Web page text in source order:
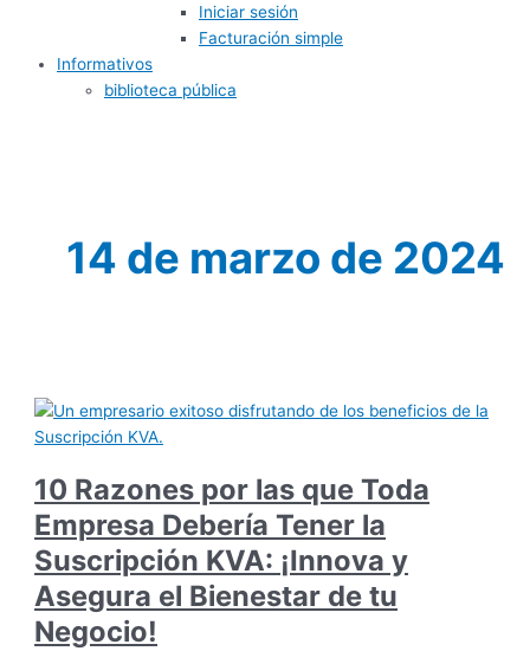
Iniciar sesión
Facturación simple
Informativos
biblioteca pública
14 de marzo de 2024
10 Razones por las que Toda
Empresa Debería Tener la
Suscripción KVA: ¡Innova y
Asegura el Bienestar de tu
Negocio!